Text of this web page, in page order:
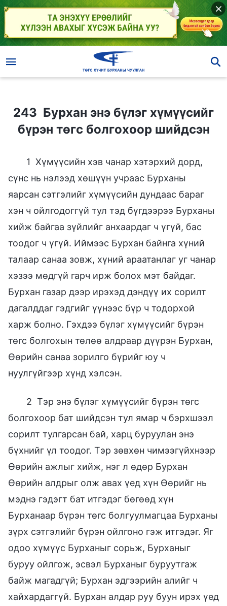
243 Бурхан энэ бүлэг хүмүүсийг
бүрэн төгс болгохоор шийдсэн
1 Хүмүүсийн хэв чанар хэтэрхий дорд,
сүнс нь нэлээд хөшүүн учраас Бурханы
яарсан сэтгэлийг хүмүүсийн дундаас бараг
хэн ч ойлгодоггүй тул тэд бүгдээрээ Бурханы
хийж байгаа зүйлийг анхаардаг ч үгүй, бас
тоодог ч үгүй. Иймээс Бурхан байнга хүний
талаар санаа зовж, хүний араатанлаг уг чанар
хэзээ мөдгүй гарч ирж болох мэт байдаг.
Бурхан газар дээр ирэхэд дэндүү их сорилт
дагалддаг гэдгийг үүнээс бүр ч тодорхой
харж болно. Гэхдээ бүлэг хүмүүсийг бүрэн
төгс болгохын төлөө алдраар дүүрэн Бурхан,
Өөрийн санаа зорилго бүрийг юу ч
нуулгүйгээр хүнд хэлсэн.
2 Тэр энэ бүлэг хүмүүсийг бүрэн төгс
болгохоор бат шийдсэн тул ямар ч бэрхшээл
сорилт тулгарсан бай, харц буруулан энэ
бүхнийг үл тоодог. Тэр зөвхөн чимээгүйхнээр
Өөрийн ажлыг хийж, нэг л өдөр Бурхан
Өөрийн алдрыг олж авах үед хүн Өөрийг нь
мэднэ гэдэгт бат итгэдэг бөгөөд хүн
Бурханаар бүрэн төгс болгуулмагцаа Бурханы
зүрх сэтгэлийг бүрэн ойлгоно гэж итгэдэг. Яг
одоо хүмүүс Бурханыг сорьж, Бурханыг
буруу ойлгож, эсвэл Бурханыг буруутгаж
байж магадгүй; Бурхан эдгээрийн алийг ч
хайхардаггүй. Бурхан алдар руу буун ирэх үед